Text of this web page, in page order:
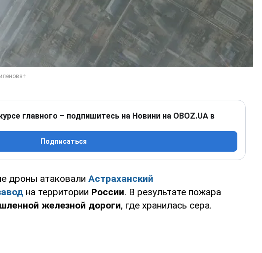
главного – подпишитесь на Новини на OBOZ.UA в
Подписаться
дроны атаковали Астраханский
на территории России. В результате пожара
железной дороги, где хранилась сера.